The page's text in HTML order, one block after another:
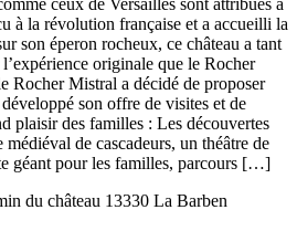
ceux de Versailles sont attribués à
à la révolution française et a accueilli la
son éperon rocheux, ce château a tant
originale que le Rocher
Rocher Mistral a décidé de proposer
son offre de visites et de
plaisir des familles : Les découvertes
médiéval de cascadeurs, un théâtre de
géant pour les familles, parcours […]
du château 13330 La Barben